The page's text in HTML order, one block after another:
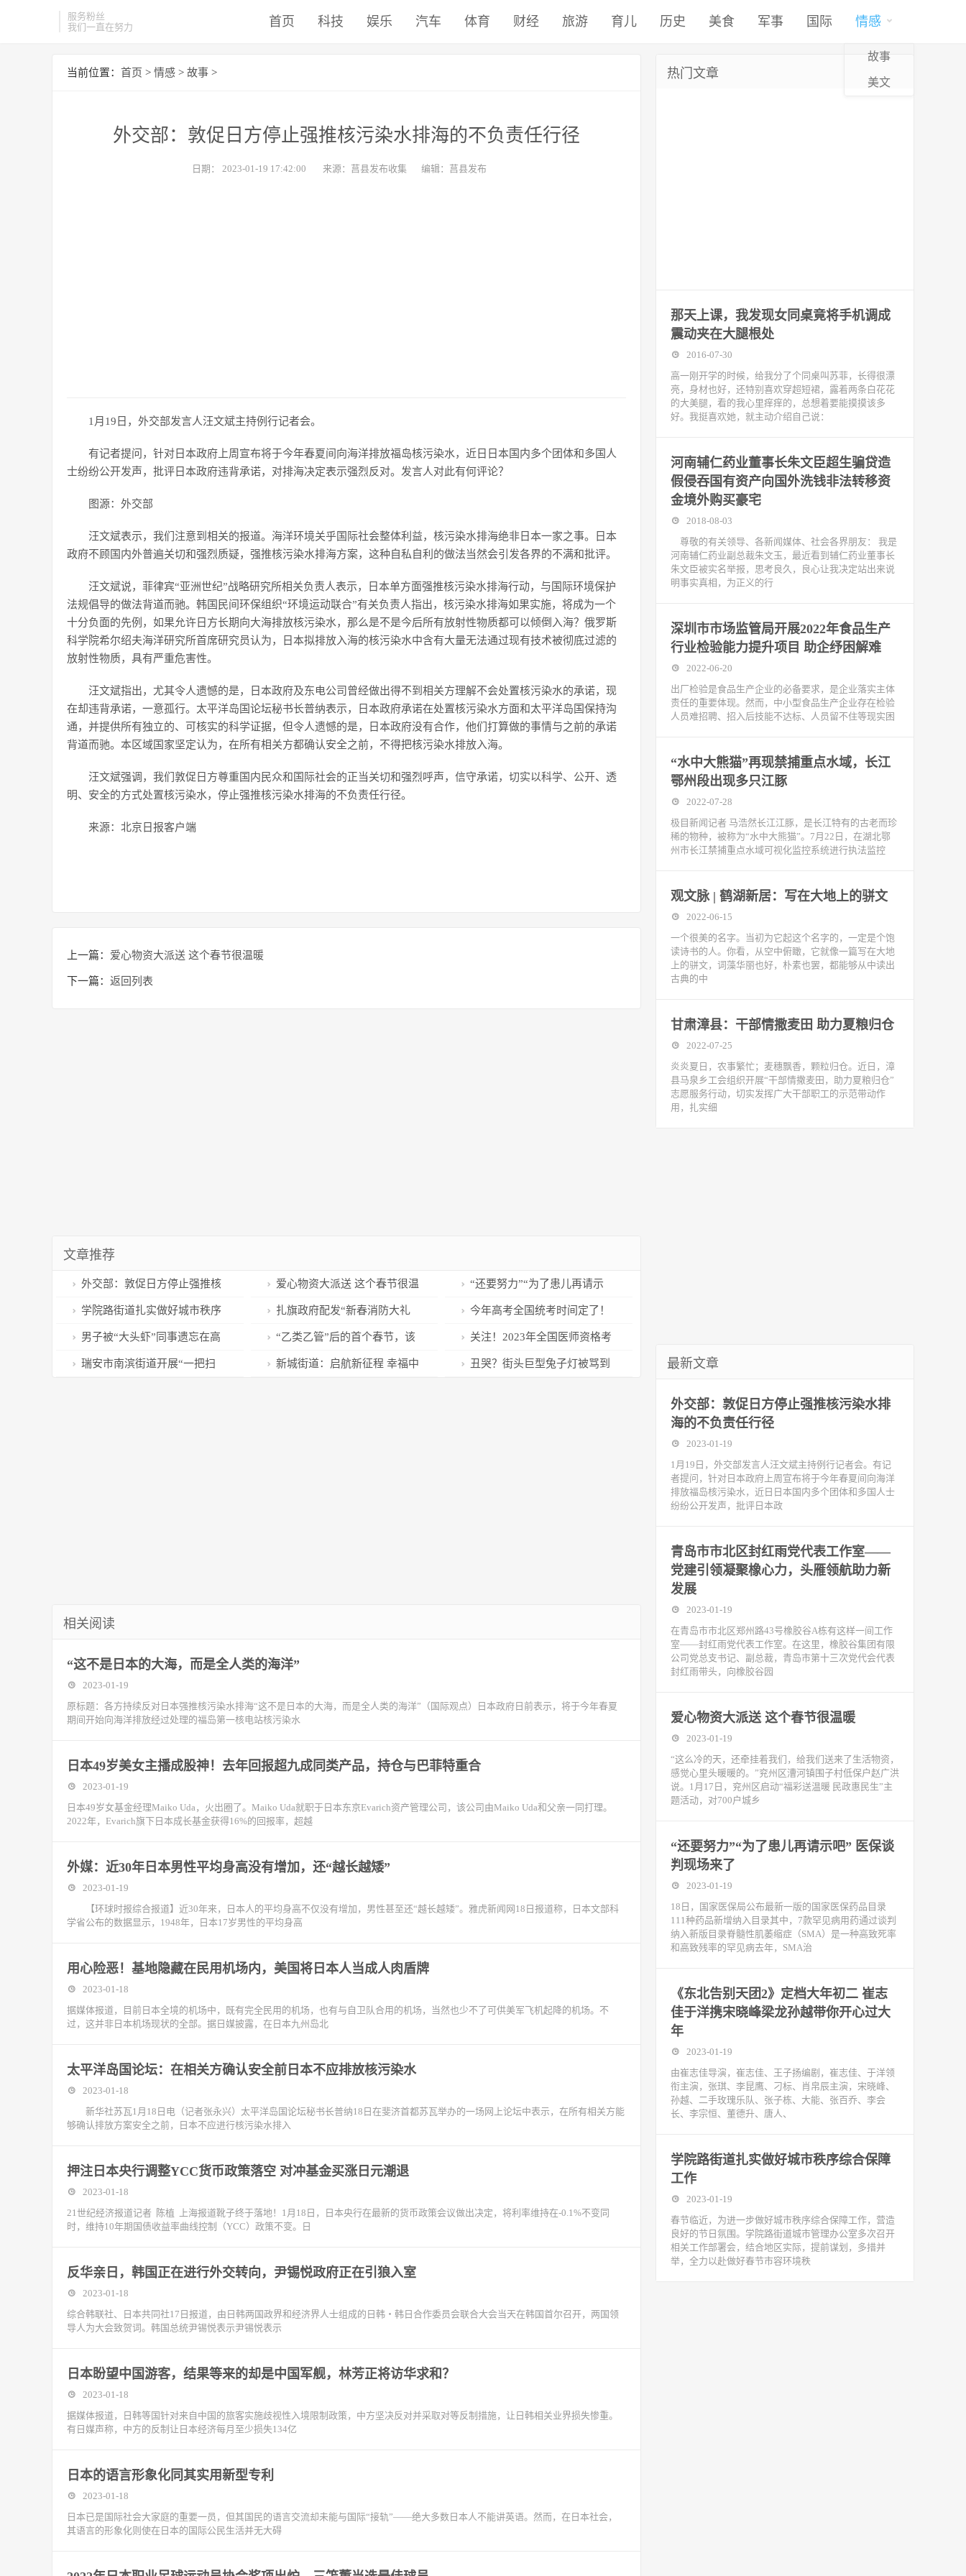
服务粉丝
我们一直在努力
首页 科技 娱乐 汽车 体育 财经 旅游 育儿 历史 美食 军事 国际 情感
故事
美文
当前位置： 首页 > 情感 > 故事 >
外交部：敦促日方停止强推核污染水排海的不负责任行径
日期： 2023-01-19 17:42:00 来源：莒县发布收集 编辑：莒县发布
1月19日，外交部发言人汪文斌主持例行记者会。
有记者提问，针对日本政府上周宣布将于今年春夏间向海洋排放福岛核污染水，近日日本国内多个团体和多国人
士纷纷公开发声，批评日本政府违背承诺，对排海决定表示强烈反对。发言人对此有何评论？
图源：外交部
汪文斌表示，我们注意到相关的报道。海洋环境关乎国际社会整体利益，核污染水排海绝非日本一家之事。日本
政府不顾国内外普遍关切和强烈质疑，强推核污染水排海方案，这种自私自利的做法当然会引发各界的不满和批评。
汪文斌说，菲律宾“亚洲世纪”战略研究所相关负责人表示，日本单方面强推核污染水排海行动，与国际环境保护
法规倡导的做法背道而驰。韩国民间环保组织“环境运动联合”有关负责人指出，核污染水排海如果实施，将成为一个
十分负面的先例，如果允许日方长期向大海排放核污染水，那么是不是今后所有放射性物质都可以倾倒入海？俄罗斯
科学院希尔绍夫海洋研究所首席研究员认为，日本拟排放入海的核污染水中含有大量无法通过现有技术被彻底过滤的
放射性物质，具有严重危害性。
汪文斌指出，尤其令人遗憾的是，日本政府及东电公司曾经做出得不到相关方理解不会处置核污染水的承诺，现
在却违背承诺，一意孤行。太平洋岛国论坛秘书长普纳表示，日本政府承诺在处置核污染水方面和太平洋岛国保持沟
通，并提供所有独立的、可核实的科学证据，但令人遗憾的是，日本政府没有合作，他们打算做的事情与之前的承诺
背道而驰。本区域国家坚定认为，在所有相关方都确认安全之前，不得把核污染水排放入海。
汪文斌强调，我们敦促日方尊重国内民众和国际社会的正当关切和强烈呼声，信守承诺，切实以科学、公开、透
明、安全的方式处置核污染水，停止强推核污染水排海的不负责任行径。
来源：北京日报客户端
上一篇： 爱心物资大派送 这个春节很温暖
下一篇： 返回列表
文章推荐
外交部：敦促日方停止强推核
污染水排海的不负责任行径
爱心物资大派送 这个春节很温
暖
“还要努力”“为了患儿再请示
吧” 医保谈判现场来了
学院路街道扎实做好城市秩序
综合保障工作
扎旗政府配发“新春消防大礼
包” 助力基层消防力量建设
今年高考全国统考时间定了！
男子被“大头虾”同事遗忘在高
速服务区，结果…… | 平安春运
“乙类乙管”后的首个春节，该
防还得防
关注！2023年全国医师资格考
试贵州省有关事项发布
瑞安市南滨街道开展“一把扫 新城街道：启航新征程 幸福中 丑哭？街头巨型兔子灯被骂到
相关阅读
“这不是日本的大海，而是全人类的海洋”
2023-01-19
原标题：各方持续反对日本强推核污染水排海“这不是日本的大海，而是全人类的海洋”（国际观点）日本政府日前表示，将于今年春夏
期间开始向海洋排放经过处理的福岛第一核电站核污染水
日本49岁美女主播成股神！去年回报超九成同类产品，持仓与巴菲特重合
2023-01-19
日本49岁女基金经理Maiko Uda，火出圈了。Maiko Uda就职于日本东京Evarich资产管理公司，该公司由Maiko Uda和父亲一同打理。
2022年，Evarich旗下日本成长基金获得16%的回报率，超越
外媒：近30年日本男性平均身高没有增加，还“越长越矮”
2023-01-19
【环球时报综合报道】近30年来，日本人的平均身高不仅没有增加，男性甚至还“越长越矮”。雅虎新闻网18日报道称，日本文部科
学省公布的数据显示，1948年，日本17岁男性的平均身高
用心险恶！基地隐藏在民用机场内，美国将日本人当成人肉盾牌
2023-01-18
据媒体报道，目前日本全境的机场中，既有完全民用的机场，也有与自卫队合用的机场，当然也少不了可供美军飞机起降的机场。不
过，这并非日本机场现状的全部。据日媒披露，在日本九州岛北
太平洋岛国论坛：在相关方确认安全前日本不应排放核污染水
2023-01-18
新华社苏瓦1月18日电（记者张永兴）太平洋岛国论坛秘书长普纳18日在斐济首都苏瓦举办的一场网上论坛中表示，在所有相关方能
够确认排放方案安全之前，日本不应进行核污染水排入
押注日本央行调整YCC货币政策落空 对冲基金买涨日元潮退
2023-01-18
21世纪经济报道记者 陈植 上海报道靴子终于落地！1月18日，日本央行在最新的货币政策会议做出决定，将利率维持在-0.1%不变同
时，维持10年期国债收益率曲线控制（YCC）政策不变。日
反华亲日，韩国正在进行外交转向，尹锡悦政府正在引狼入室
2023-01-18
综合韩联社、日本共同社17日报道，由日韩两国政界和经济界人士组成的日韩・韩日合作委员会联合大会当天在韩国首尔召开，两国领
导人为大会致贺词。韩国总统尹锡悦表示尹锡悦表示
日本盼望中国游客，结果等来的却是中国军舰，林芳正将访华求和？
2023-01-18
据媒体报道，日韩等国针对来自中国的旅客实施歧视性入境限制政策，中方坚决反对并采取对等反制措施，让日韩相关业界损失惨重。
有日媒声称，中方的反制让日本经济每月至少损失134亿
日本的语言形象化同其实用新型专利
2023-01-18
日本已是国际社会大家庭的重要一员，但其国民的语言交流却未能与国际“接轨”——绝大多数日本人不能讲英语。然而，在日本社会，
其语言的形象化则使在日本的国际公民生活并无大碍
热门文章
那天上课，我发现女同桌竟将手机调成
震动夹在大腿根处
2016-07-30
高一刚开学的时候，给我分了个同桌叫苏菲，长得很漂
亮，身材也好，还特别喜欢穿超短裙，露着两条白花花
的大美腿，看的我心里痒痒的，总想着要能摸摸该多
好。我挺喜欢她，就主动介绍自己说：
河南辅仁药业董事长朱文臣超生骗贷造
假侵吞国有资产向国外洗钱非法转移资
金境外购买豪宅
2018-08-03
尊敬的有关领导、各新闻媒体、社会各界朋友： 我是
河南辅仁药业副总裁朱文玉，最近看到辅仁药业董事长
朱文臣被实名举报，思考良久，良心让我决定站出来说
明事实真相，为正义的行
深圳市市场监管局开展2022年食品生产
行业检验能力提升项目 助企纾困解难
2022-06-20
出厂检验是食品生产企业的必备要求，是企业落实主体
责任的重要体现。然而，中小型食品生产企业存在检验
人员难招聘、招入后技能不达标、人员留不住等现实困
“水中大熊猫”再现禁捕重点水域，长江
鄂州段出现多只江豚
2022-07-28
极目新闻记者 马浩然长江江豚，是长江特有的古老而珍
稀的物种，被称为“水中大熊猫”。7月22日，在湖北鄂
州市长江禁捕重点水域可视化监控系统进行执法监控
观文脉 | 鹤湖新居：写在大地上的骈文
2022-06-15
一个很美的名字。当初为它起这个名字的，一定是个饱
读诗书的人。你看，从空中俯瞰，它就像一篇写在大地
上的骈文，词藻华丽也好，朴素也罢，都能够从中读出
古典的中
甘肃漳县：干部情撒麦田 助力夏粮归仓
2022-07-25
炎炎夏日，农事繁忙；麦穗飘香，颗粒归仓。近日，漳
县马泉乡工会组织开展“干部情撒麦田，助力夏粮归仓”
志愿服务行动，切实发挥广大干部职工的示范带动作
用，扎实细
最新文章
外交部：敦促日方停止强推核污染水排
海的不负责任行径
2023-01-19
1月19日，外交部发言人汪文斌主持例行记者会。有记
者提问，针对日本政府上周宣布将于今年春夏间向海洋
排放福岛核污染水，近日日本国内多个团体和多国人士
纷纷公开发声，批评日本政
青岛市市北区封红雨党代表工作室——
党建引领凝聚橡心力，头雁领航助力新
发展
2023-01-19
在青岛市市北区郑州路43号橡胶谷A栋有这样一间工作
室——封红雨党代表工作室。在这里，橡胶谷集团有限
公司党总支书记、副总裁，青岛市第十三次党代会代表
封红雨带头，向橡胶谷园
爱心物资大派送 这个春节很温暖
2023-01-19
“这么冷的天，还牵挂着我们，给我们送来了生活物资，
感觉心里头暖暖的。”兖州区漕河镇围子村低保户赵广洪
说。1月17日，兖州区启动“福彩送温暖 民政惠民生”主
题活动，对700户城乡
“还要努力”“为了患儿再请示吧” 医保谈
判现场来了
2023-01-19
18日，国家医保局公布最新一版的国家医保药品目录
111种药品新增纳入目录其中，7款罕见病用药通过谈判
纳入新版目录脊髓性肌萎缩症（SMA）是一种高致死率
和高致残率的罕见病去年，SMA治
《东北告别天团2》定档大年初二 崔志
佳于洋携宋晓峰梁龙孙越带你开心过大
年
2023-01-19
由崔志佳导演，崔志佳、王子扬编剧，崔志佳、于洋领
衔主演，张琪、李昆鹰、刁标、肖帛辰主演，宋晓峰、
孙越、二手玫瑰乐队、张子栋、大能、张百乔、李会
长、李宗恒、董德升、唐人、
学院路街道扎实做好城市秩序综合保障
工作
2023-01-19
春节临近，为进一步做好城市秩序综合保障工作，营造
良好的节日氛围。学院路街道城市管理办公室多次召开
相关工作部署会，结合地区实际，提前谋划，多措并
举，全力以赴做好春节市容环境秩